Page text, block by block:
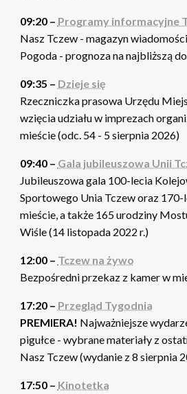
09:20 – Programy informacyjne
Nasz Tczew - magazyn
Pogoda - prognoza na najbliższą
09:35 – Dzieje się
Rzeczniczka prasowa Urzędu
wzięcia udziału w imprezach
mieście (odc. 54 - 5 sierpnia 2026)
09:40 – Gala jubileuszowa Unii
Jubileuszowa gala 100-lecia
Sportowego Unia Tczew oraz 170-
mieście, a także 165 urodziny
Wiśle (14 listopada 2022 r.)
12:00 – Tczew na żywo
Bezpośredni przekaz z kamer w
17:20 – Przegląd Tygodnia
PREMIERA! Najważniejsze
pigułce - wybrane materiały z
Nasz Tczew (wydanie z 8 sierpnia
17:50 – Kinotetka